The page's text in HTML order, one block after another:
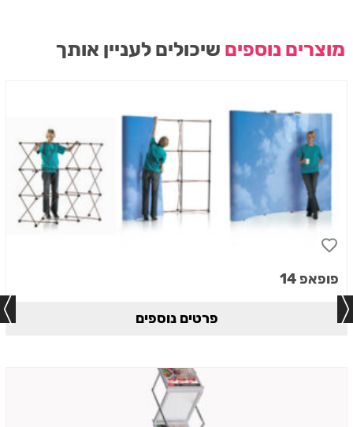
מוצרים נוספים שיכולים לעניין אותך
פופאפ 14
פרטים נוספים